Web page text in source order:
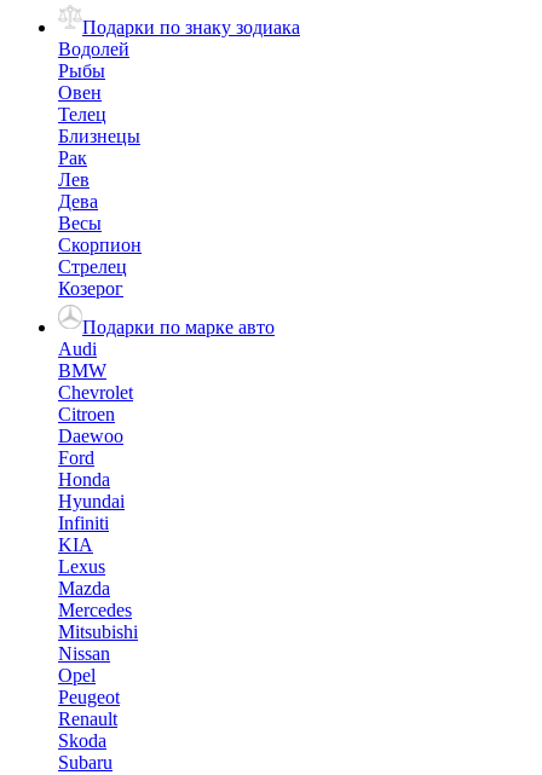
Подарки по знаку зодиака
Водолей
Рыбы
Овен
Телец
Близнецы
Рак
Лев
Дева
Весы
Скорпион
Стрелец
Козерог
Подарки по марке авто
Audi
BMW
Chevrolet
Citroen
Daewoo
Ford
Honda
Hyundai
Infiniti
KIA
Lexus
Mazda
Mercedes
Mitsubishi
Nissan
Opel
Peugeot
Renault
Skoda
Subaru